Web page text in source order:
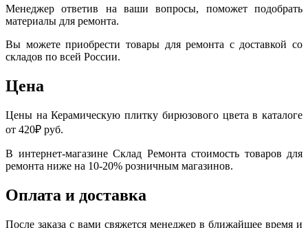
Менеджер ответив на ваши вопросы, поможет подобрать
материалы для ремонта.
Вы можете приобрести товары для ремонта с доставкой со
складов по всей России.
Цена
Цены на Керамическую плитку бирюзового цвета в каталоге
от 420₽ руб.
В интернет-магазине Склад Ремонта стоимость товаров для
ремонта ниже на 10-20% розничным магазинов.
Оплата и доставка
После заказа с вами свяжется менеджер в ближайшее время и